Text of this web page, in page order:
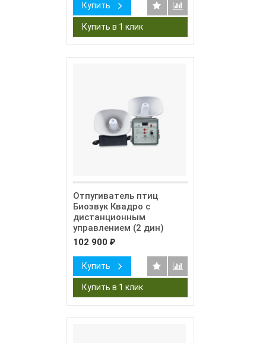
Купить
Отпугиватель птиц
Биозвук Квадро с
дистанционным
управлением (2 дин)
102 900 ₽
Купить